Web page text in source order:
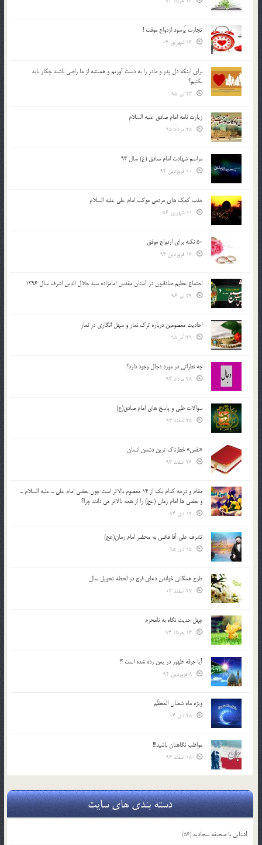
تجارت پُرسود ازدواج موقت !
براي اينكه دل پدر و مادر را به دست آوريم و هميشه از ما راضي باشند چكار بايد
بكنيم؟
زیارت نامه امام صادق علیه السلام
مراسم شهادت امام صادق (ع) سال 93
جذب کمک های مردمی موکب امام علی علیه السلام
50 نکته برای ازدواج موفق
اجتماع عظیم صادقیون در آستان مقدس امامزاده سید جلال الدین اشرف سال 1396
احادیث معصومین درباره ترک نماز و سهل انگاری در نماز
چه نظراتی در مورد دجال وجود دارد؟
سوالات طبی و پاسخ های امام صادق(ع)
«نفس» خطرناک ترین دشمن انسان
مقام و درجه كدام يك از 14 معصوم بالاتر است چون بعضي امام علي ـ عليه السلام ـ
و بعضي ها امام زمان (عج) را از همه بالاتر مي دانند چرا؟
تشرف علي آقا قاضي به محضر امام زمان(عج)
طرح همگانی خواندن دعای فرج در لحظه تحویل سال
چهل حدیث نگاه به نامحرم
آیا جرقه ظهور در یمن زده شده است ؟!
ویژه ماه شعبان المعظّم
مواظب نگاهتان باشید!!!
دسته بندی های سایت
آشنایی با صحیفه سجادیه (56)